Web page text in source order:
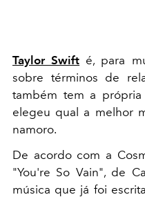
Taylor Swift é, para
sobre términos de
também tem a
elegeu qual a melhor
namoro.
De acordo com a
"You're So Vain", de
música que já foi